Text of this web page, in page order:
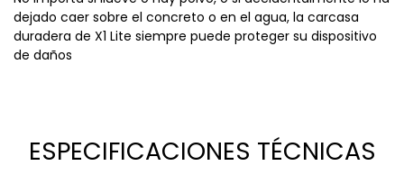
dejado caer sobre el concreto o en el agua, la carcasa
duradera de X1 Lite siempre puede proteger su dispositivo
de daños
ESPECIFICACIONES TÉCNICAS